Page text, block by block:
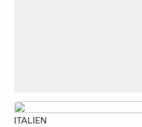
ITALIEN